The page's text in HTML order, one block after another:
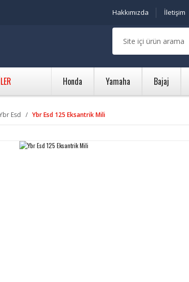
Hakkımızda İletişim
Honda Yamaha Bajaj
Esd Ybr Esd 125 Eksantrik Mili